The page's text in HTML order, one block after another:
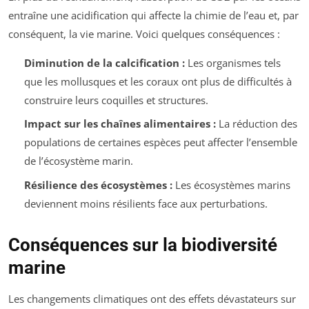
entraîne une acidification qui affecte la chimie de l’eau et, par
conséquent, la vie marine. Voici quelques conséquences :
Diminution de la calcification :Les organismes tels
que les mollusques et les coraux ont plus de difficultés à
construire leurs coquilles et structures.
Impact sur les chaînes alimentaires :La réduction des
populations de certaines espèces peut affecter l’ensemble
de l’écosystème marin.
Résilience des écosystèmes :Les écosystèmes marins
deviennent moins résilients face aux perturbations.
Conséquences sur la biodiversité
marine
Les changements climatiques ont des effets dévastateurs sur